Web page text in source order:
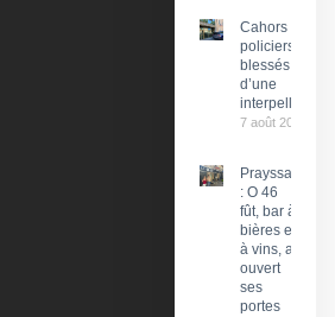
Cahors : Des
policiers
blessés lors
d’une
interpellation
7 août 2026
Prayssac
: O 46
fût, bar à
bières et
à vins, a
ouvert
ses
portes